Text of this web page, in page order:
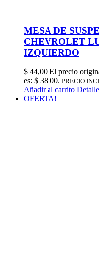
MESA DE
CHEVROLET
IZQUIERDO
$44,00 El precio
es: $ 38,00. PRECIO
Añadir al carrito
OFERTA!